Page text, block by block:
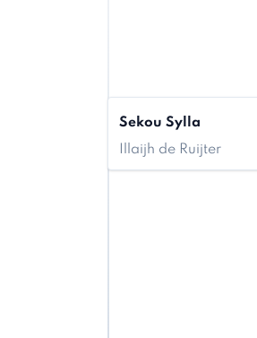
Sekou Sylla
Illaijh de Ruijter